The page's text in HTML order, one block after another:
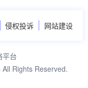
侵权投诉 网站建设
平台
Rights Reserved.